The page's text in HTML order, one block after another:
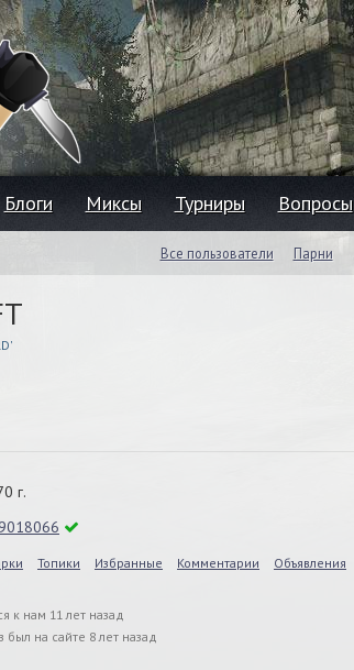
Блоги Миксы Турниры Вопросы
Все пользователи Парни
г.
Топики Избранные Комментарии Объявления
к нам 11 лет назад
был на сайте 8 лет назад